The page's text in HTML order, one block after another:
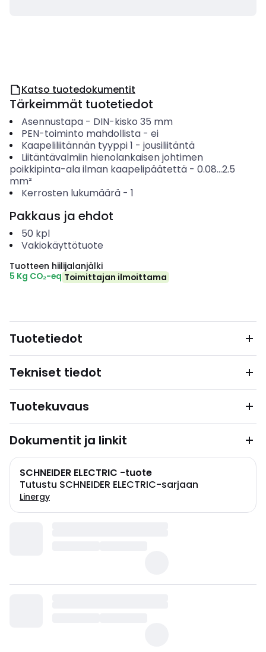
Katso tuotedokumentit
Tärkeimmät tuotetiedot
Asennustapa- DIN-kisko 35 mm
PEN-toiminto mahdollista- ei
Kaapeliliitännän tyyppi 1 - jousiliitäntä
Liitäntävalmiin hienolankaisen johtimen
poikkipinta-ala ilman kaapelipäätettä - 0.08...2.5
mm²
Kerrosten lukumäärä- 1
Pakkaus ja ehdot
50 kpl
Vakiokäyttötuote
Tuotteen hiilijalanjälki
5 Kg CO₂-eq Toimittajan ilmoittama
Tuotetiedot
Tekniset tiedot
Tuotekuvaus
Dokumentit ja linkit
SCHNEIDER ELECTRIC -tuote
Tutustu SCHNEIDER ELECTRIC-sarjaan
Linergy